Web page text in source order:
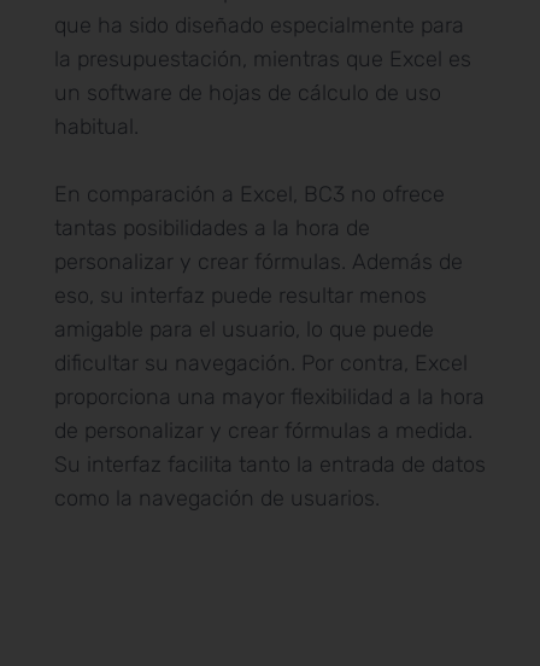
que ha sido diseñado especialmente para
la presupuestación, mientras que Excel es
un software de hojas de cálculo de uso
habitual.
En comparación a Excel, BC3 no ofrece
tantas posibilidades a la hora de
personalizar y crear fórmulas. Además de
eso, su interfaz puede resultar menos
amigable para el usuario, lo que puede
dificultar su navegación. Por contra, Excel
proporciona una mayor flexibilidad a la hora
de personalizar y crear fórmulas a medida.
Su interfaz facilita tanto la entrada de datos
como la navegación de usuarios.